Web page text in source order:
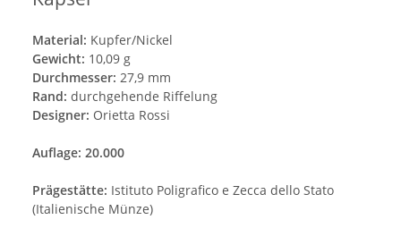
Material: Kupfer/Nickel
Gewicht: 10,09 g
Durchmesser: 27,9 mm
Rand: durchgehende Riffelung
Designer: Orietta Rossi
Auflage: 20.000
Prägestätte: Istituto Poligrafico e Zecca dello Stato
(Italienische Münze)